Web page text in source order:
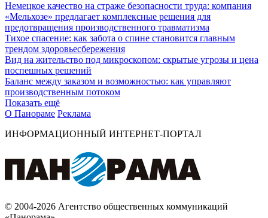
Немецкое качество на страже безопасности труда: компания
«Мельхозе» предлагает комплексные решения для
предотвращения производственного травматизма
Тихое спасение: как забота о спине становится главным
трендом здоровьесбережения
Вид на жительство под микроскопом: скрытые угрозы и цена
поспешных решений
Баланс между заказом и возможностью: как управляют
производственным потоком
Показать ещё
О Панораме Реклама
ИНФОРМАЦИОННЫЙ ИНТЕРНЕТ-ПОРТАЛ
© 2004-2026 Агентство общественных коммуникаций